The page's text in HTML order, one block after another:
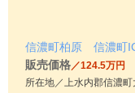
信濃町柏原 信濃町
販売価格／124.5万円
所在地／上水内郡信濃